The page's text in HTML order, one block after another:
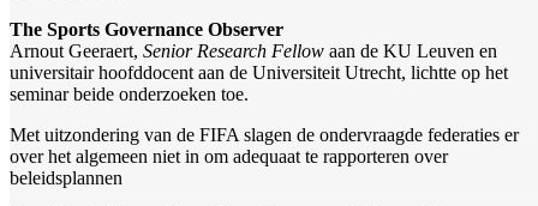
The Sports Governance Observer
Arnout Geeraert, Senior Research Fellow aan de KU Leuven en
universitair hoofddocent aan de Universiteit Utrecht, lichtte op het
seminar beide onderzoeken toe.
Met uitzondering van de FIFA slagen de ondervraagde federaties er
over het algemeen niet in om adequaat te rapporteren over
beleidsplannen